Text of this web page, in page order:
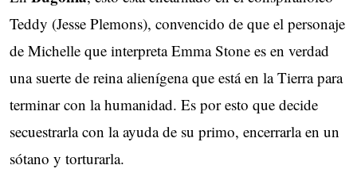
Teddy (Jesse Plemons), convencido de que el personaje
de Michelle que interpreta Emma Stone es en verdad
una suerte de reina alienígena que está en la Tierra para
terminar con la humanidad. Es por esto que decide
secuestrarla con la ayuda de su primo, encerrarla en un
sótano y torturarla.